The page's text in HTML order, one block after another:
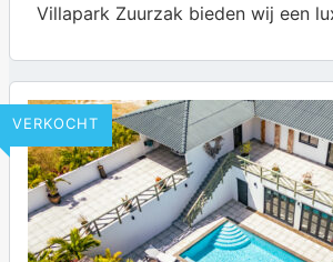
Villapark Zuurzak bieden wij een
VERKOCHT